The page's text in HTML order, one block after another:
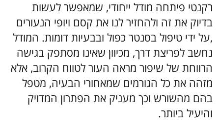
רקנטי פיתחה מודל ייחודי, שמאפשר לעשות
בדיוק את זה ולהחזיר לנו את קסם ויופי הנעורים
,על ידי טיפול בסנטר כפול ובבעיות דומות. המודל
נחשב לפריצת דרך, מכיוון שאינו מסתפק בגישה
הרווחת של שיפור מראה העור לטווח הקרוב, אלא
מזהה את כל הגורמים שמאחורי הבעיה, מטפל
בהם מהשורש וכך מעניק את הפתרון המדויק
והיעיל ביותר.